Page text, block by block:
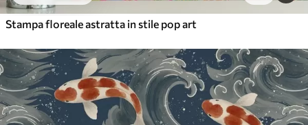
Stampa floreale astratta in stile pop art